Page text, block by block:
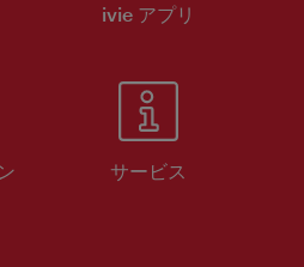
ivie アプリ
サービス